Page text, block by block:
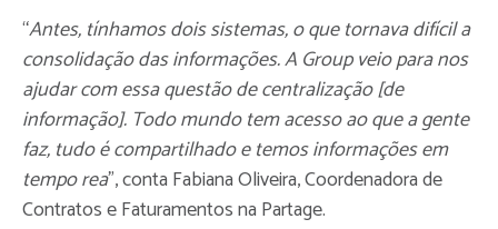
“Antes, tínhamos dois sistemas, o que tornava difícil a
consolidação das informações. A Group veio para nos
ajudar com essa questão de centralização [de
informação]. Todo mundo tem acesso ao que a gente
faz, tudo é compartilhado e temos informações em
tempo rea”, conta Fabiana Oliveira, Coordenadora de
Contratos e Faturamentos na Partage.